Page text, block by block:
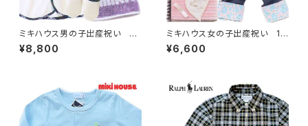
ミキハウス男の子出産祝い ベ
ビーポンチョ（6ヶ月～2歳）とベ
ビー用品セット
¥8,800
ミキハウス女の子出産祝い 1
歳ベビー服お祝いセット
¥6,600